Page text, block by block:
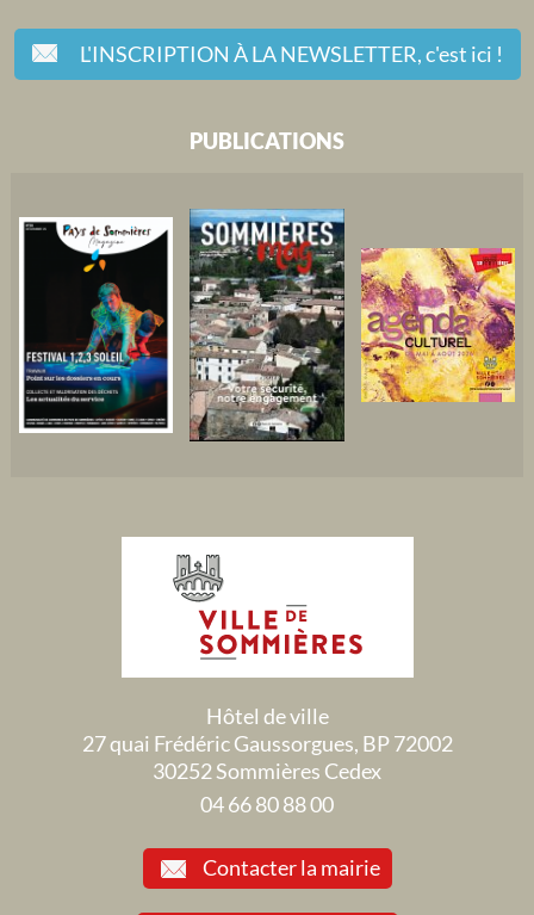
L'INSCRIPTION À LA NEWSLETTER,c'est ici !
PUBLICATIONS
Hôtel de ville
27 quai Frédéric Gaussorgues, BP 72002
30252 Sommières Cedex
04 66 80 88 00
Contacter la mairie